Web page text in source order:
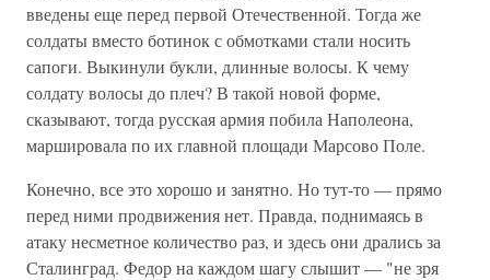
введены еще перед первой Отечественной. Тогда же
солдаты вместо ботинок с обмотками стали носить
сапоги. Выкинули букли, длинные волосы. К чему
солдату волосы до плеч? В такой новой форме,
сказывают, тогда русская армия побила Наполеона,
маршировала по их главной площади Марсово Поле.
Конечно, все это хорошо и занятно. Но тут-то — прямо
перед ними продвижения нет. Правда, поднимаясь в
атаку несметное количество раз, и здесь они дрались за
Сталинград. Федор на каждом шагу слышит — "не зря